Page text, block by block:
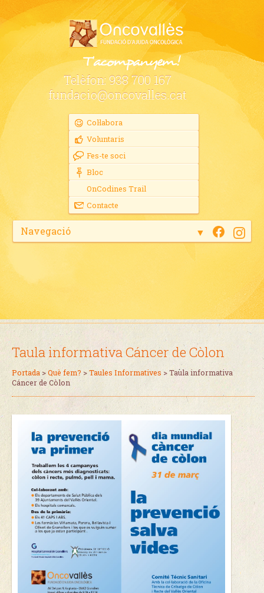
Col·labora
Voluntaris
Fes-te soci
Bloc
OnCodines Trail
Contacte
Telèfon: 938 700 167
fundacio@oncovalles.cat
Navegació ▼
Taula informativa Cáncer de Còlon
Portada >Què fem? >Taules Informatives >Taula informativa
Cáncer de Còlon